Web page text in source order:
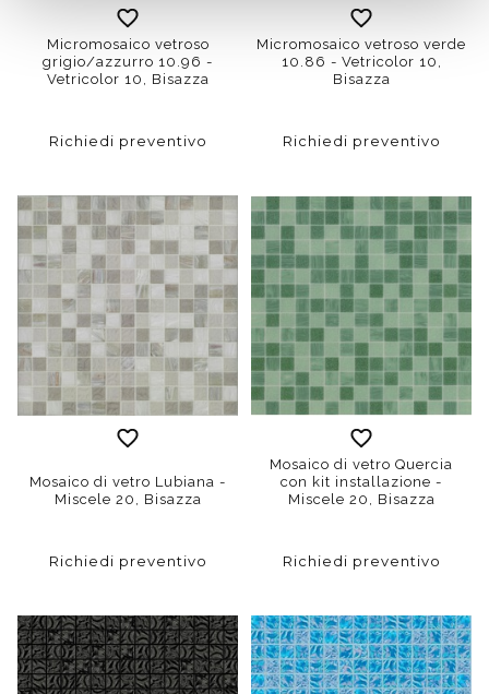
Micromosaico vetroso
grigio/azzurro 10.96 -
Vetricolor 10, Bisazza
Richiedi preventivo
Micromosaico vetroso verde
10.86 - Vetricolor 10,
Bisazza
Richiedi preventivo
Mosaico di vetro Lubiana -
Miscele 20, Bisazza
Richiedi preventivo
Mosaico di vetro Quercia
con kit installazione -
Miscele 20, Bisazza
Richiedi preventivo